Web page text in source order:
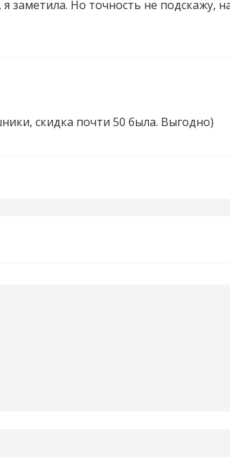
заметила. Но точность не подскажу,
скидка почти 50 была. Выгодно)